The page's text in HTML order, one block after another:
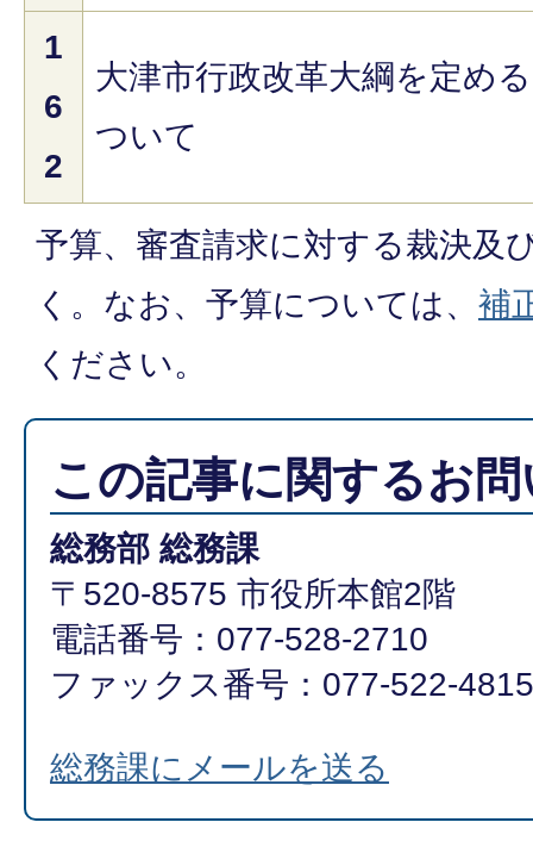
1
6
2
大津市行政改革大綱を定め
ついて
予算、審査請求に対する裁決及
く。なお、予算については、 補
ください。
この記事に関するお
総務部 総務課
〒520-8575 市役所本館2階
電話番号：077-528-2710
ファックス番号：077-522-4815
総務課にメールを送る